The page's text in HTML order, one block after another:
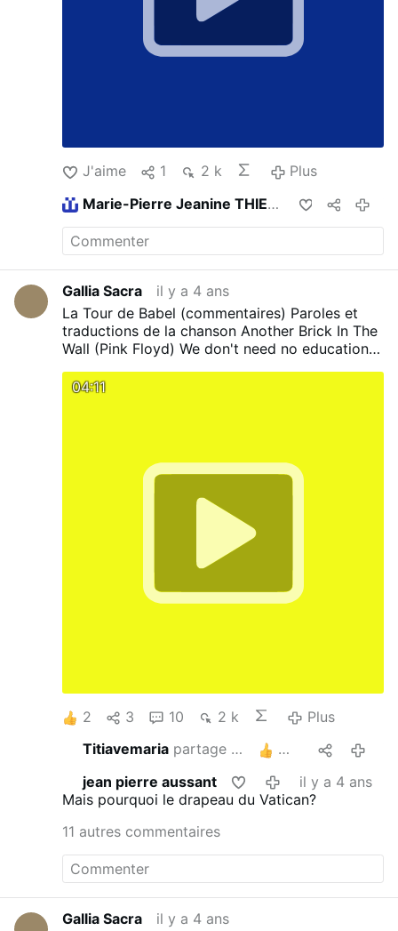
J'aime 1 2 k
Plus
Marie-Pierre Jeanine THIERY
partage ceci
Gallia Sacra
il y a 4 ans
La Tour de Babel (commentaires) Paroles et
traductions de la chanson Another Brick In The
Wall (Pink Floyd) We don't need no education
éducation We don't need no thought control Ni
enfants tranquilles Hey teachers leave the kids
tranquilles All in all it's just another brick in the
wall Votre seul savoir n'est qu'une brique de
plus dans un mur All in all you're just another
brick in the wall Après tout vous n'êtes qu'une
04:11
2 3 10 2 k
Plus
Titiavemariapartage ceci
jean pierre aussant
il y a 4 ans
Mais pourquoi le drapeau du Vatican?
11 autres commentaires
Gallia Sacra
il y a 4 ans